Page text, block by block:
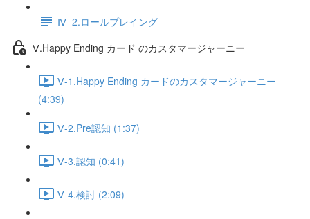
Ⅳ−2.ロールプレイング
Ⅴ.Happy Ending カード のカスタマージャーニー
Ⅴ-1.Happy Ending カードのカスタマージャーニー
(4:39)
Ⅴ-2.Pre認知 (1:37)
Ⅴ-3.認知 (0:41)
Ⅴ-4.検討 (2:09)